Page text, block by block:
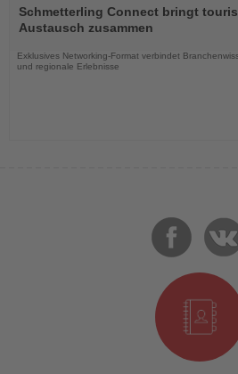
Sie
die
Schmetterling Connect bringt
Austausch zusammen
Exklusives Networking-Format verbindet
und regionale Erlebnisse